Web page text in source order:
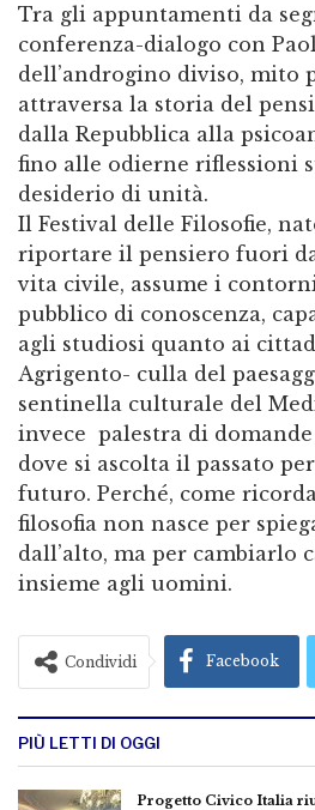
Tra gli appuntamenti da
conferenza-dialogo con
dell’androgino diviso, mito
attraversa la storia del
dalla Repubblica alla
fino alle odierne riflessioni
desiderio di unità.
Il Festival delle Filosofie,
riportare il pensiero fuori
vita civile, assume i
pubblico di conoscenza,
agli studiosi quanto ai
Agrigento- culla del
sentinella culturale del
invece palestra di
dove si ascolta il passato
futuro. Perché, come
filosofia non nasce per
dall’alto, ma per cambiarlo
insieme agli uomini.
Condividi Facebook
PIÙ LETTI DI OGGI
Progetto Civico Italia